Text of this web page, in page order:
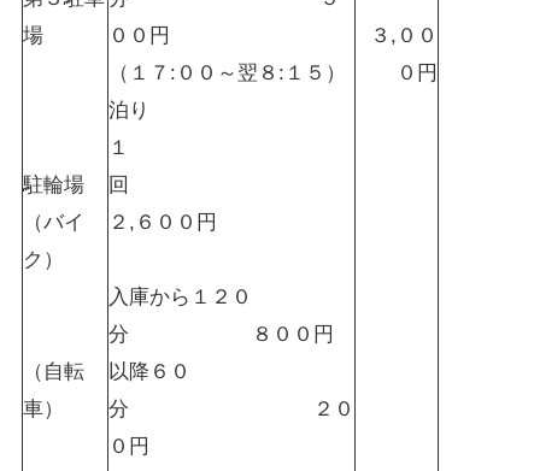
場
駐輪場
（バイ
ク）
（自転
車）
００円
（１７:００～翌８:１５）
泊り
１
回
２,６００円
入庫から１２０
分 ８００円
以降６０
分 ２０
０円
３,００
０円